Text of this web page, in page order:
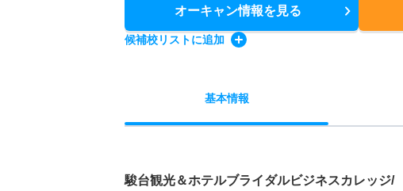
オーキャン情報を見る
候補校リストに追加
基本情報
駿台観光＆ホテルブライダルビジネスカレッジ/